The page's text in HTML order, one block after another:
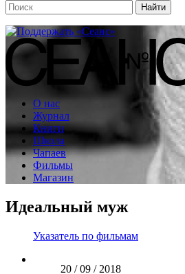
О нас
Журнал
Книги
Школа
Чапаев
Фильмы
Магазин
Идеальный муж
Указатель по фильмам
20 / 09 / 2018